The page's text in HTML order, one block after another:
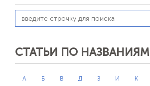
СТАТЬИ ПО НАЗВАНИЯМ
А Б В Д З И К